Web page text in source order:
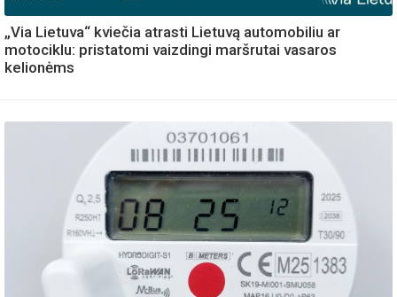
„Via Lietuva“ kviečia atrasti Lietuvą automobiliu ar
motociklu: pristatomi vaizdingi maršrutai vasaros
kelionėms